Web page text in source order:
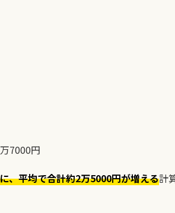
7000円
、平均で合計約2万5000円が増える計